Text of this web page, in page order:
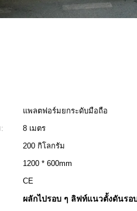
แพลตฟอร์มยกระดับมือถือ
8 เมตร
200 กิโลกรัม
1200 * 600mm
CE
ผลักไปรอบ ๆ ลิฟท์แนวตั้งดันรอ